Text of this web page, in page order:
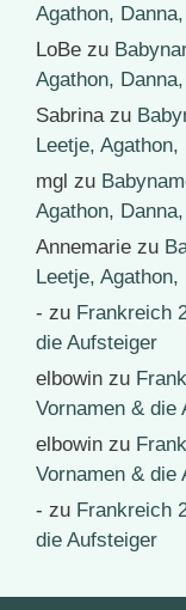
Agathon,
LoBe zu
Agathon,
Sabrina zu
Leetje,
mgl zu
Agathon,
Annemarie zu
Leetje,
- zu Frankreich
die Aufsteiger
elbowin zu
Vornamen & die
elbowin zu
Vornamen & die
- zu Frankreich
die Aufsteiger